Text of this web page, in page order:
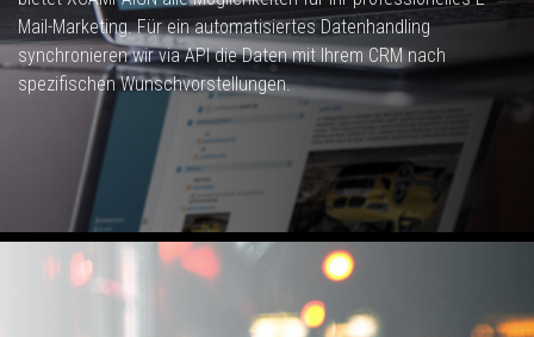
Mail-Marketing. Für ein automatisiertes Datenhandling
synchronieren wir via API die Daten mit Ihrem CRM nach
spezifischen Wunschvorstellungen.